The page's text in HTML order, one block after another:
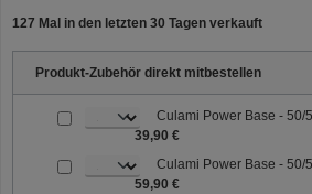
127 Mal in den letzten 30 Tagen verkauft
Produkt-Zubehör direkt mitbestellen
39,90 €
Culami Power Base - 50/
59,90 €